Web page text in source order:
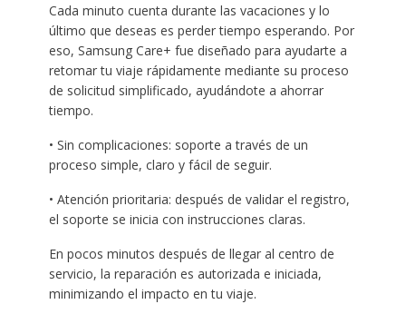
Cada minuto cuenta durante las vacaciones y lo
último que deseas es perder tiempo esperando. Por
eso, Samsung Care+ fue diseñado para ayudarte a
retomar tu viaje rápidamente mediante su proceso
de solicitud simplificado, ayudándote a ahorrar
tiempo.
• Sin complicaciones: soporte a través de un
proceso simple, claro y fácil de seguir.
• Atención prioritaria: después de validar el registro,
el soporte se inicia con instrucciones claras.
En pocos minutos después de llegar al centro de
servicio, la reparación es autorizada e iniciada,
minimizando el impacto en tu viaje.